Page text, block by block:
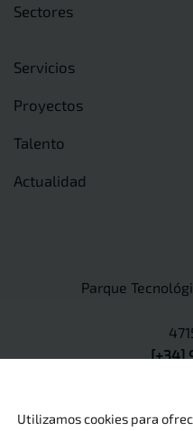
Sectores
Servicios
Proyectos
Talento
Actualidad
Parque
[+34]
Utilizamos cookies para